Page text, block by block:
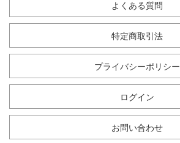
よくある質問
特定商取引法
プライバシーポリシー
ログイン
お問い合わせ